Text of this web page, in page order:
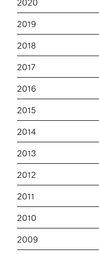
2019
2018
2017
2016
2015
2014
2013
2012
2011
2010
2009